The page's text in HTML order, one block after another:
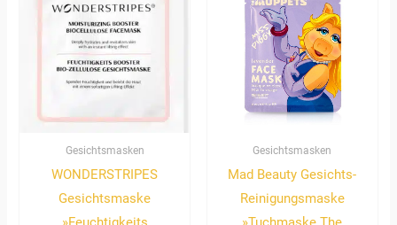
Gesichtsmasken
WONDERSTRIPES
Gesichtsmaske
Gesichtsmasken
Mad Beauty Gesichts-
Reinigungsmaske